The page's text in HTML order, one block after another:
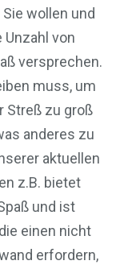
wollen und
von
versprechen.
muss, um
Streß zu groß
anderes zu
aktuellen
z.B. bietet
und ist
einen nicht
erfordern,